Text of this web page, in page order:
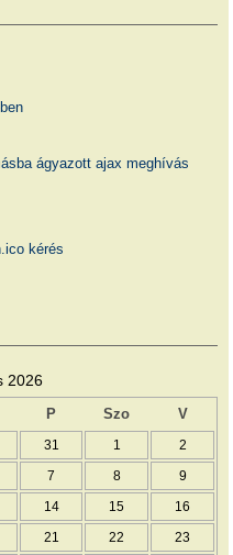
ágyazott ajax meghívás
kérés
2026
P Szo V
31 1 2
7 8 9
14 15 16
21 22 23